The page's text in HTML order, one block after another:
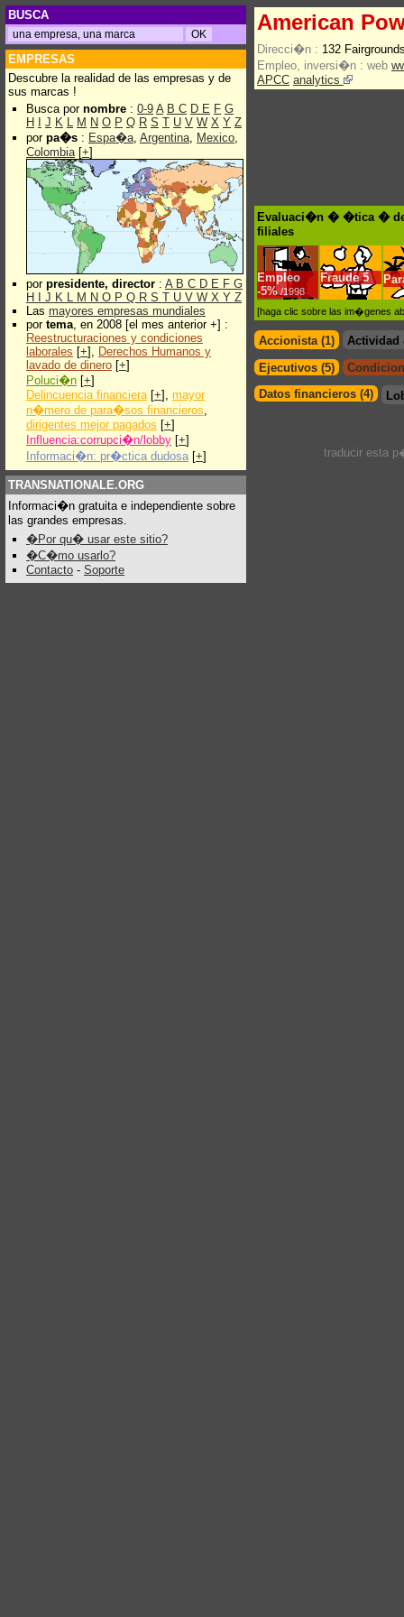
BUSCA
EMPRESAS
Descubre la realidad de las empresas y de
sus marcas !
Busca por nombre : 0-9 A B C D E F G
H
J K L M N O P Q R S T U V W X Y Z
por pa�s : Espa�a, Argentina, Mexico,
Colombia[+]
por presidente, director : A B C D E F G
H
J K L M N O P Q R S T U V W X Y Z
Las mayores empresas mundiales
por tema, en 2008 [el mes anterior +] :
Reestructuraciones y condiciones
laborales [+], Derechos Humanos y
lavado de dinero [+]
Poluci�n [+]
Delincuencia financiera[+], mayor
n�mero de para�sos financieros,
dirigentes mejor pagados [+]
Influencia:corrupci�n/lobby [+]
Informaci�n: pr�ctica dudosa [+]
TRANSNATIONALE.ORG
Informaci�n gratuita e independiente sobre
las grandes empresas.
�Por qu� usar este sitio?
�C�mo usarlo?
Contacto - Soporte
American
Direcci�n : 132
Empleo, inversi�n : web
APCC analytics
Evaluaci�n � �tica � de
filiales
Empleo
-5% /1998
Fraude 5
[haga clic sobre las im�genes
Accionista (1)
Actividad
Ejecutivos (5)
Datos financieros (4)
traducir esta